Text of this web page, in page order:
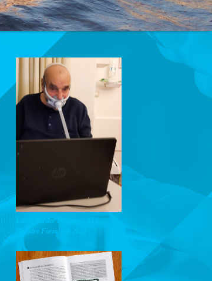
Leben mit der Diagnose ALS,
Bulbäre Form, seit 2025